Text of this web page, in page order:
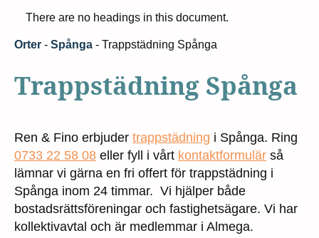
There are no headings in this document.
Orter - Spånga - Trappstädning Spånga
Trappstädning Spånga
Ren & Fino erbjuder trappstädning i Spånga. Ring
0733 22 58 08 eller fyll i vårt kontaktformulär så
lämnar vi gärna en fri offert för trappstädning i
Spånga inom 24 timmar. Vi hjälper både
bostadsrättsföreningar och fastighetsägare. Vi har
kollektivavtal och är medlemmar i Almega.